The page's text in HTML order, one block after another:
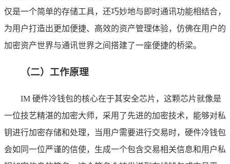
仅是一个简单的存储工具，还巧妙地与即时通讯功能相结合，
为用户打造出更加便捷、高效的资产管理体验，仿佛在用户的
加密资产世界与通讯世界之间搭建了一座便捷的桥梁。
（二）工作原理
IM 硬件冷钱包的核心在于其安全芯片，这颗芯片就像是
一位技艺精湛的加密大师，采用了先进的加密技术，能够对私
钥进行加密存储和处理，当用户需要进行交易时，硬件冷钱包
会如同一位严谨的信使，生成一个包含交易相关信息和用户私